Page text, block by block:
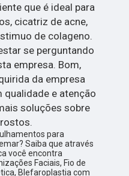
que é ideal para
cicatriz de acne,
de colageno.
se perguntando
empresa. Bom,
da empresa
qualidade e atenção
soluções sobre
para
Saiba que através
você encontra
Faciais, Fio de
Blefaroplastia com